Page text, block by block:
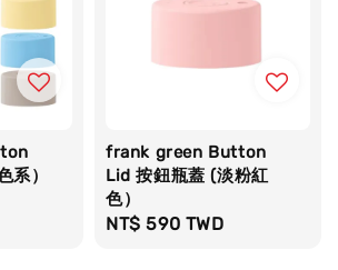
系）
frank green Button
Lid 按鈕瓶蓋 (淡粉紅
色）
Regular
NT$ 590 TWD